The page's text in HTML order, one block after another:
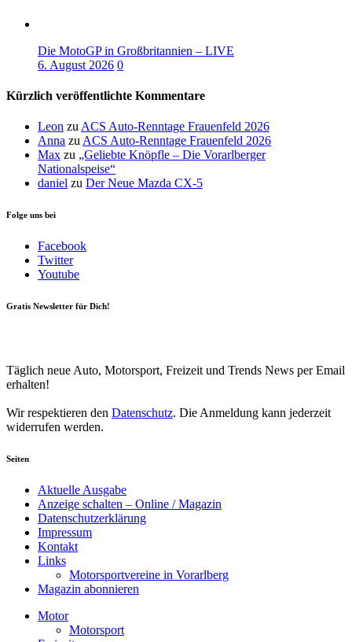
Die MotoGP in Großbritannien – LIVE
6. August 2026 0
Kürzlich veröffentlichte Kommentare
Leon zu ACS Auto-Renntage Frauenfeld 2026
Anna zu ACS Auto-Renntage Frauenfeld 2026
Max zu „Geliebte Knöpfle – Die Vorarlberger
Nationalspeise“
daniel zu Der Neue Mazda CX-5
Folge uns bei
Facebook
Twitter
Youtube
Gratis Newsletter für Dich!
Täglich neue Auto, Motorsport, Freizeit und Trends News per Email
erhalten!
Wir respektieren den Datenschutz. Die Anmeldung kann jederzeit
widerrufen werden.
Seiten
Aktuelle Ausgabe
Anzeige schalten – Online / Magazin
Datenschutzerklärung
Impressum
Kontakt
Links
Motorsportvereine in Vorarlberg
Magazin abonnieren
Motor
Motorsport